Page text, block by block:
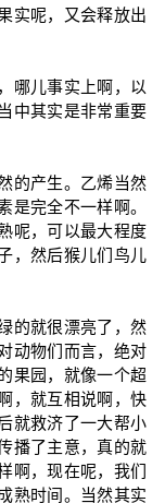
实呢，又会释放出
哪儿事实上啊，以
中其实是非常重要
的产生。乙烯当然
是完全不一样啊。
呢，可以最大程度
，然后猴儿们鸟儿
的就很漂亮了，然
动物们而言，绝对
果园，就像一个超
，就互相说啊，快
就救济了一大帮小
播了主意，真的就
啊，现在呢，我们
熟时间。当然其实